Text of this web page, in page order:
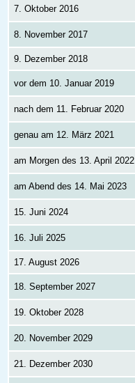
7. Oktober 2016
8. November 2017
9. Dezember 2018
vor dem 10. Januar 2019
nach dem 11. Februar 2020
genau am 12. März 2021
am Morgen des 13. April 2022
am Abend des 14. Mai 2023
15. Juni 2024
16. Juli 2025
17. August 2026
18. September 2027
19. Oktober 2028
20. November 2029
21. Dezember 2030